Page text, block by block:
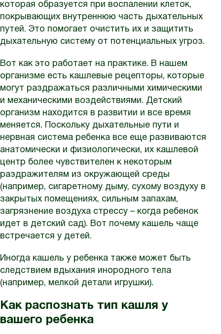
которая образуется при воспалении клеток,
покрывающих внутреннюю часть дыхательных
путей. Это помогает очистить их и защитить
дыхательную систему от потенциальных угроз.
Вот как это работает на практике. В нашем
организме есть кашлевые рецепторы, которые
могут раздражаться различными химическими
и механическими воздействиями. Детский
организм находится в развитии и все время
меняется. Поскольку дыхательные пути и
нервная система ребенка все еще развиваются
анатомически и физиологически, их кашлевой
центр более чувствителен к некоторым
раздражителям из окружающей среды
(например, сигаретному дыму, сухому воздуху в
закрытых помещениях, сильным запахам,
загрязнение воздуха стрессу – когда ребенок
идет в детский сад). Вот почему кашель чаще
встречается у детей.
Иногда кашель у ребенка также может быть
следствием вдыхания инородного тела
(например, мелкой детали игрушки).
Как распознать тип кашля у
вашего ребенка